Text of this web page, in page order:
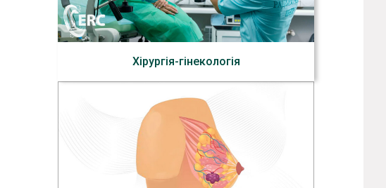
Хірургія-гінекологія